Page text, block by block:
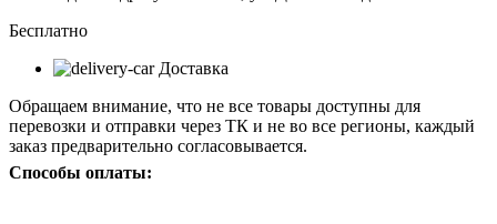
Бесплатно
Доставка
Обращаем внимание, что не все товары доступны для
перевозки и отправки через ТК и не во все регионы, каждый
заказ предварительно согласовывается.
Способы оплаты: